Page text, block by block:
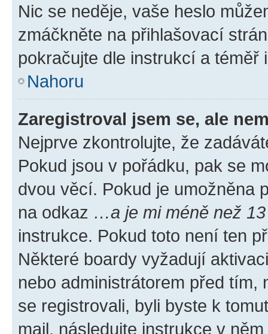
Nic se neděje, vaše heslo
zmáčkněte na přihlašovací
pokračujte dle instrukcí a téměř
Nahoru
Zaregistroval jsem se, ale
Nejprve zkontrolujte, že
Pokud jsou v pořádku, pak se
dvou věcí. Pokud je umožněna
na odkaz …a je mi méně než
instrukce. Pokud toto není ten
Některé boardy vyžadují
nebo administrátorem před tím,
se registrovali, byli byste k
mail, následujte instrukce v